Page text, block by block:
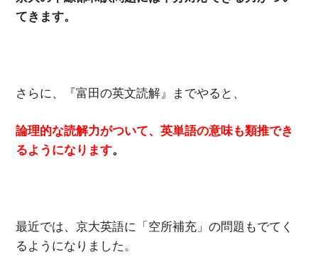
てきます。
さらに、『富田の英文読解』までやると、
論理的な読解力がついて、英単語の意味も類推でき
るようになります。
最近では、京大英語に「空所補充」の問題もでてく
るようになりました。